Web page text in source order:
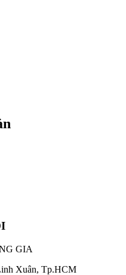
GIA
Xuân, Tp.HCM